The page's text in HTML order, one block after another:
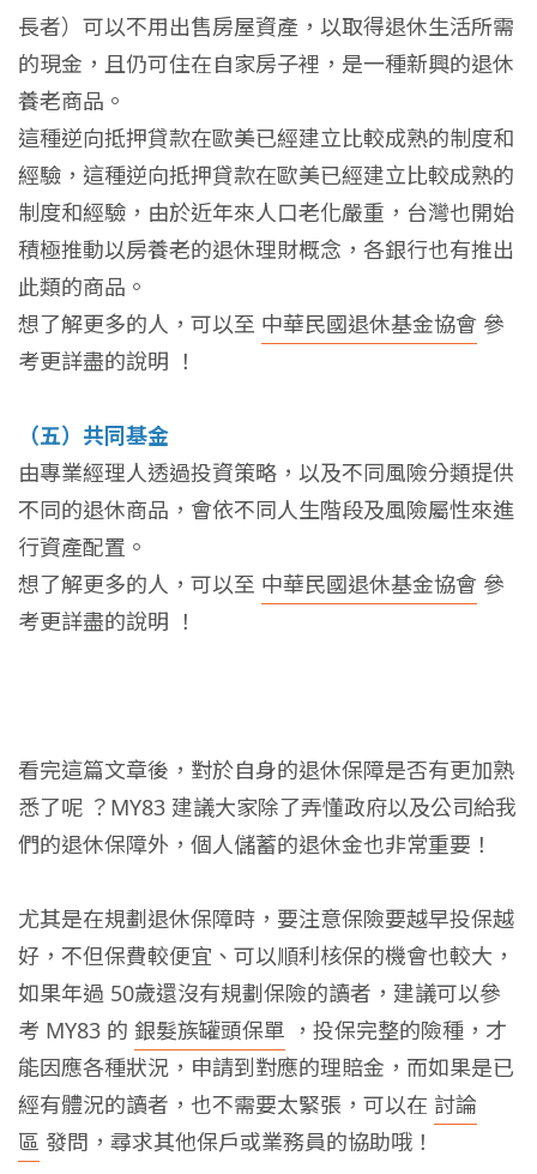
長者）可以不用出售房屋資產，以取得退休生活所需
的現金，且仍可住在自家房子裡，是一種新興的退休
養老商品。
這種逆向抵押貸款在歐美已經建立比較成熟的制度和
經驗，這種逆向抵押貸款在歐美已經建立比較成熟的
制度和經驗，由於近年來人口老化嚴重，台灣也開始
積極推動以房養老的退休理財概念，各銀行也有推出
此類的商品。
想了解更多的人，可以至 中華民國退休基金協會 參
考更詳盡的說明 ！
（五）共同基金
由專業經理人透過投資策略，以及不同風險分類提供
不同的退休商品，會依不同人生階段及風險屬性來進
行資產配置。
想了解更多的人，可以至 中華民國退休基金協會 參
考更詳盡的說明 ！
看完這篇文章後，對於自身的退休保障是否有更加熟
悉了呢 ？MY83 建議大家除了弄懂政府以及公司給我
們的退休保障外，個人儲蓄的退休金也非常重要！
尤其是在規劃退休保障時，要注意保險要越早投保越
好，不但保費較便宜、可以順利核保的機會也較大，
如果年過 50歲還沒有規劃保險的讀者，建議可以參
考 MY83 的 銀髮族罐頭保單 ，投保完整的險種，才
能因應各種狀況，申請到對應的理賠金，而如果是已
經有體況的讀者，也不需要太緊張，可以在 討論
區 發問，尋求其他保戶或業務員的協助哦！